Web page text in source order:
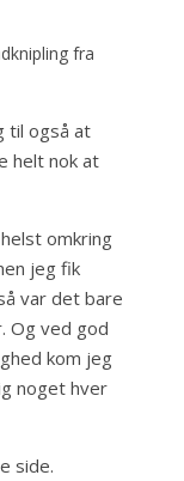
fra
til også at
helt nok at
omkring
jeg fik
var det bare
Og ved god
kom jeg
noget hver
side.